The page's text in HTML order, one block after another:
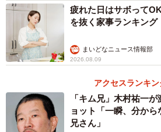
疲れた日はサボって
を抜く家事ランキン
まいどなニュース情報部
2026.08.09
アクセスランキン
「キム兄」木村祐一
ョット「一瞬、分か
兄さん」